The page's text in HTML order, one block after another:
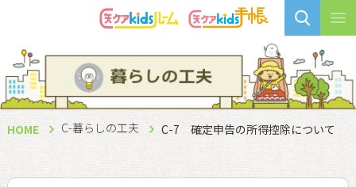
HOME C-暮らしの工夫 C-7 確定申告の所得控除について